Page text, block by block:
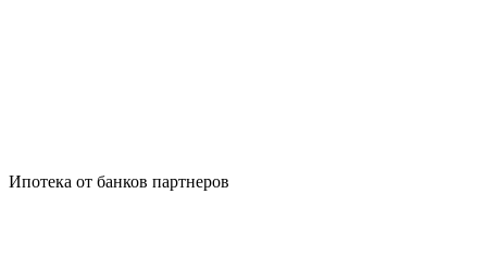
Ипотека от банков партнеров